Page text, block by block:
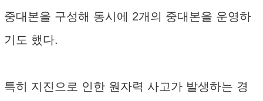
중대본을 구성해 동시에 2개의 중대본을 운영하
기도 했다.
특히 지진으로 인한 원자력 사고가 발생하는 경